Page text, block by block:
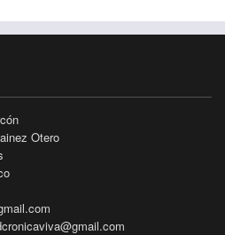
Otero